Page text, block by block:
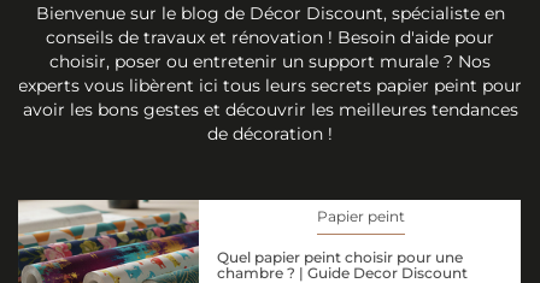
Bienvenue sur le blog de Décor Discount, spécialiste en
conseils de travaux et rénovation ! Besoin d'aide pour
choisir, poser ou entretenir un support murale ? Nos
experts vous libèrent ici tous leurs secrets papier peint pour
avoir les bons gestes et découvrir les meilleures tendances
de décoration !
Papier peint
Quel papier peint choisir pour une
chambre ? | Guide Decor Discount